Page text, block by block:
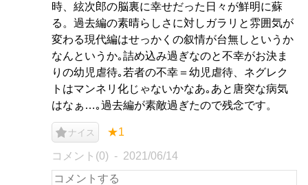
時、絃次郎の脳裏に幸せだった日々が鮮明に蘇
る。過去編の素晴らしさに対しガラリと雰囲気が
変わる現代編はせっかくの叙情が台無しというか
なんというか｡詰め込み過ぎなのと不幸がお決ま
りの幼児虐待｡若者の不幸＝幼児虐待、ネグレク
トはマンネリ化じゃないかなあ｡あと唐突な病気
はなぁ…｡過去編が素敵過ぎたので残念です。
ナイス ★1
コメント(0) 2021/06/14